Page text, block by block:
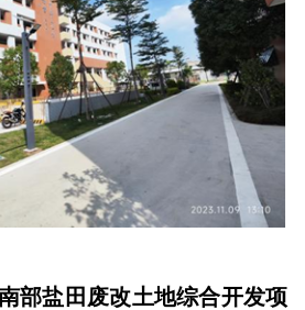
部盐田废改土地综合开发项